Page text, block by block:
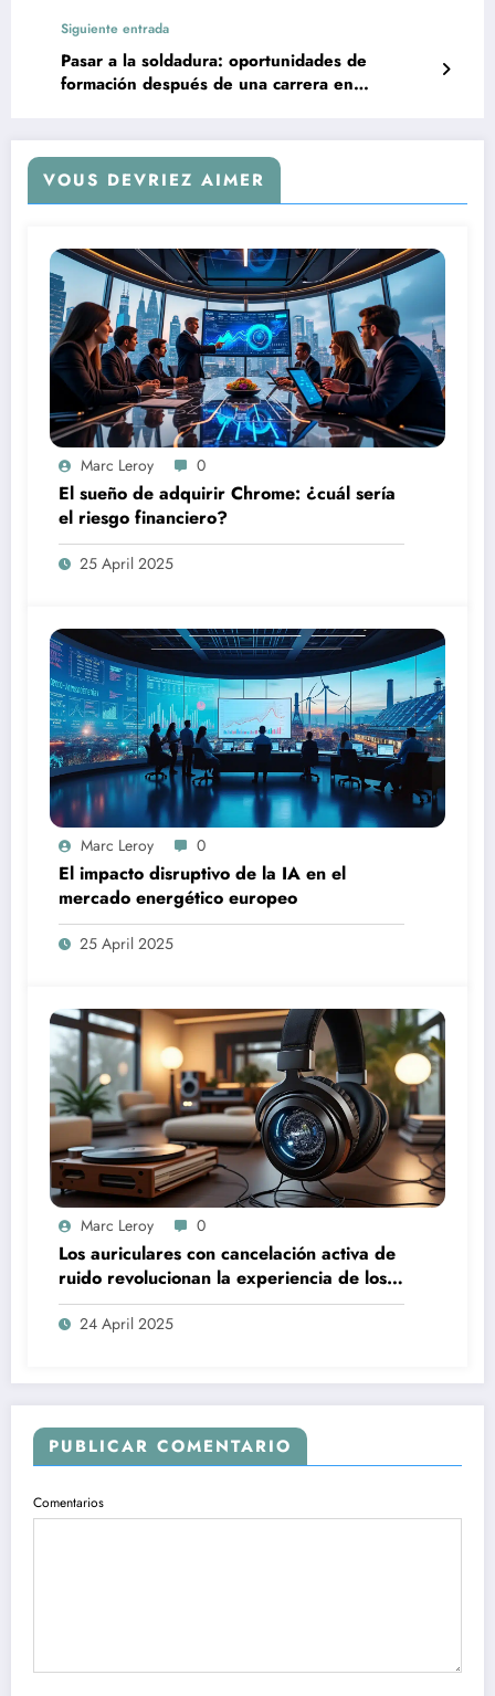
Siguiente entrada
Pasar a la soldadura: oportunidades de
formación después de una carrera en
VOUS DEVRIEZ AIMER
Marc Leroy 0
El sueño de adquirir Chrome: ¿cuál sería
el riesgo financiero?
25 April 2025
Marc Leroy 0
El impacto disruptivo de la IA en el
mercado energético europeo
25 April 2025
Marc Leroy 0
Los auriculares con cancelación activa de
ruido revolucionan la experiencia de los
audiófilos más exigentes.
24 April 2025
PUBLICAR COMENTARIO
Comentarios